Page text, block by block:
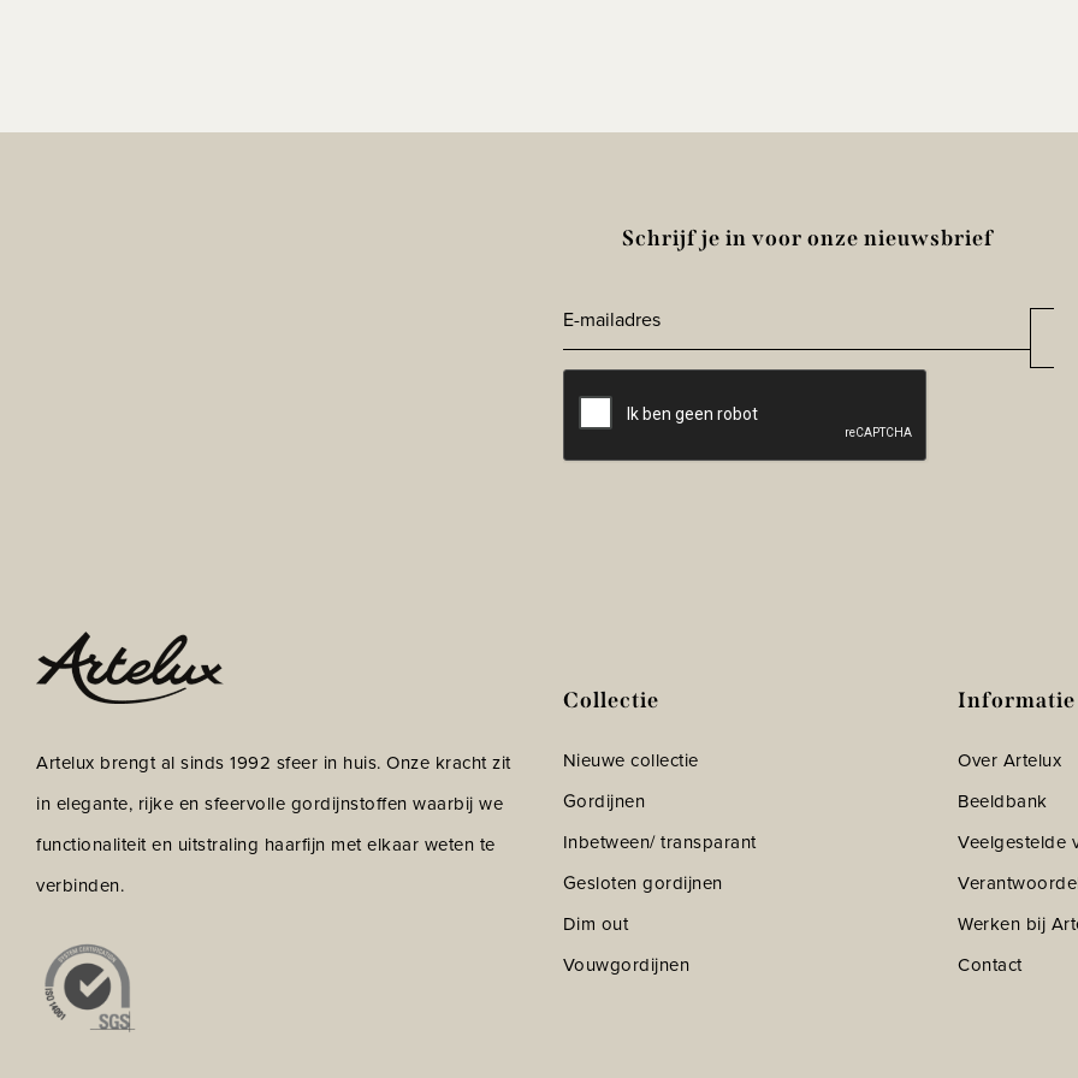
Schrijf je in voor onze nieuwsbrief
E-
mailadres*
Artelux brengt al sinds 1992 sfeer in huis. Onze kracht zit
in elegante, rijke en sfeervolle gordijnstoffen waarbij we
functionaliteit en uitstraling haarfijn met elkaar weten te
verbinden.
Collectie
Nieuwe collectie
Gordijnen
Inbetween/ transparant
Gesloten gordijnen
Dim out
Vouwgordijnen
Informatie
Over Artelux
Beeldbank
Veelgestelde
Werken bij
Contact